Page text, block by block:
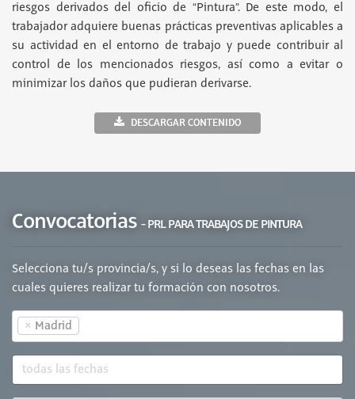
riesgos derivados del oficio de “Pintura”. De este modo, el
trabajador adquiere buenas prácticas preventivas aplicables a
su actividad en el entorno de trabajo y puede contribuir al
control de los mencionados riesgos, así como a evitar o
minimizar los daños que pudieran derivarse.
DESCARGAR CONTENIDO
Convocatorias - PRL PARA TRABAJOS DE PINTURA
Selecciona tu/s provincia/s, y si lo deseas las fechas en las
cuales quieres realizar tu formación con nosotros.
× Madrid